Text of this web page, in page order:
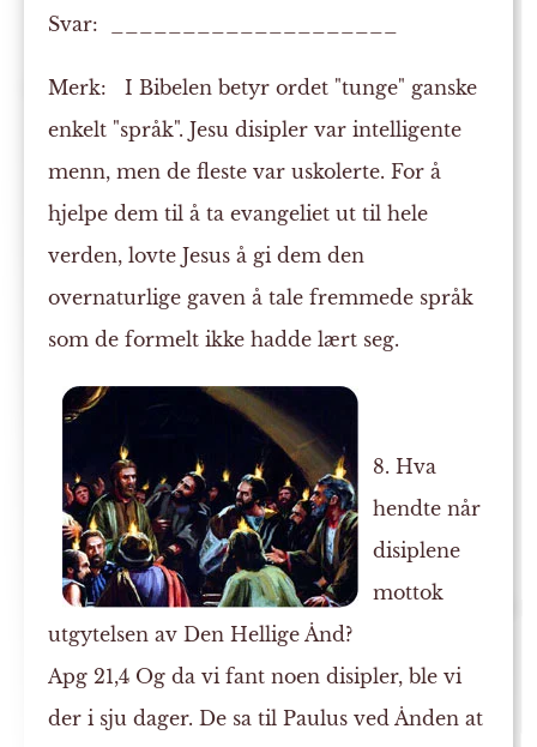
Svar: ____________________
Merk: I Bibelen betyr ordet "tunge" ganske
enkelt "språk". Jesu disipler var intelligente
menn, men de fleste var uskolerte. For å
hjelpe dem til å ta evangeliet ut til hele
verden, lovte Jesus å gi dem den
overnaturlige gaven å tale fremmede språk
som de formelt ikke hadde lært seg.
8. Hva
hendte når
disiplene
mottok
utgytelsen av Den Hellige Ånd?
Apg 21,4 Og da vi fant noen disipler, ble vi
der i sju dager. De sa til Paulus ved Ånden at